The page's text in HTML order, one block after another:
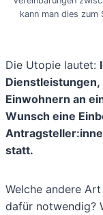
kann man dies
Die Utopie lautet:
Einwohnern an
Wunsch eine
statt.
Welche andere
dafür notwendig?